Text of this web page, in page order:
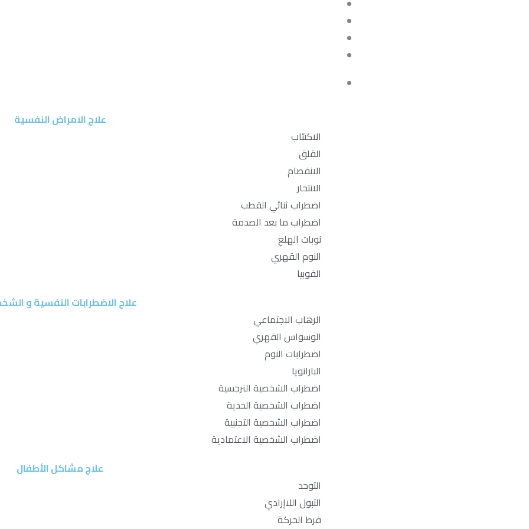
علاج الامراض النفسية
الاكتئاب
القلق
الانفصام
الانتحار
اضطراب ثنائي القطب
اضطراب ما بعد الصدمة
نوبات الهلع
النوم القهري
الفوبيا
علاج الاضطرابات النفسية و
الرهاب الاجتماعي
الوسواس القهري
اضطرابات النوم
البارانويا
اضطراب الشخصية النرجسية
اضطراب الشخصية الحدية
اضطراب الشخصية التجنبية
اضطراب الشخصية الاعتمادية
علاج مشاكل الأطفال
التوحد
التبول اللاإرادي
فرط الحركة